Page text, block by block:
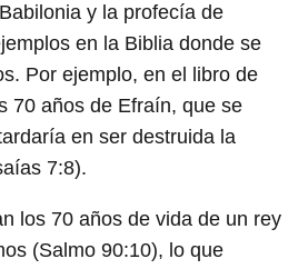
y la profecía de
en la Biblia donde se
Por ejemplo, en el libro de
70 años de Efraín, que se
en ser destruida la
7:8).
los 70 años de vida de un rey
(Salmo 90:10), lo que